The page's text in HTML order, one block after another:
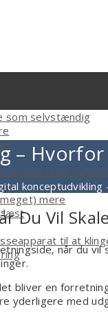
som selvstændig
til dit
mere
læst
til at
– Hvorfor
Du Vil
når du
bliver en
yderligere med